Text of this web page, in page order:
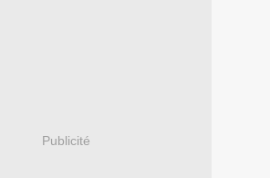
Publicité